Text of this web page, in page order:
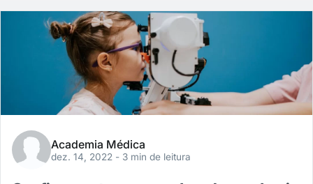
Academia Médica
dez. 14, 2022 - 3 min de leitura